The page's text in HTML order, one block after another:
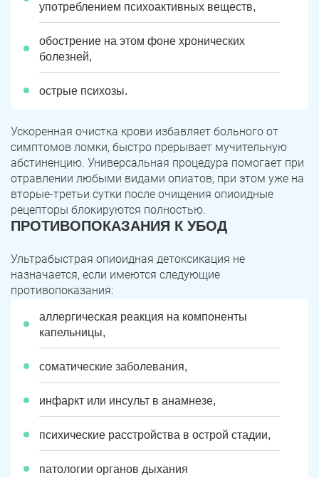
употреблением психоактивных веществ,
обострение на этом фоне хронических
болезней,
острые психозы.
Ускоренная очистка крови избавляет больного от
симптомов ломки, быстро прерывает мучительную
абстиненцию. Универсальная процедура помогает при
отравлении любыми видами опиатов, при этом уже на
вторые-третьи сутки после очищения опиоидные
рецепторы блокируются полностью.
ПРОТИВОПОКАЗАНИЯ К УБОД
Ультрабыстрая опиоидная детоксикация не
назначается, если имеются следующие
противопоказания:
аллергическая реакция на компоненты
капельницы,
соматические заболевания,
инфаркт или инсульт в анамнезе,
психические расстройства в острой стадии,
патологии органов дыхания